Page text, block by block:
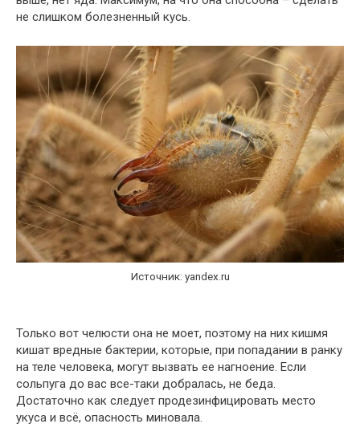
не слишком болезненный кусь.
Источник: yandex.ru
Только вот челюсти она не моет, поэтому на них кишмя
кишат вредные бактерии, которые, при попадании в ранку
на теле человека, могут вызвать ее нагноение. Если
сольпуга до вас все-таки добралась, не беда.
Достаточно как следует продезинфицировать место
укуса и всё, опасность миновала.